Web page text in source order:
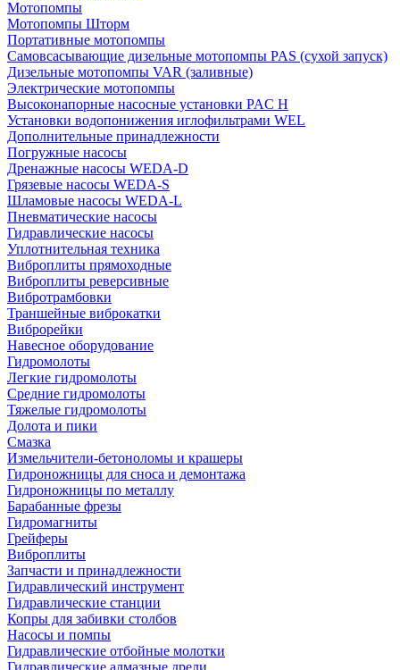
Мотопомпы
Мотопомпы Шторм
Портативные мотопомпы
Самовсасывающие дизельные мотопомпы PAS (сухой запуск)
Дизельные мотопомпы VAR (заливные)
Электрические мотопомпы
Высоконапорные насосные установки PAC H
Установки водопонижения иглофильтрами WEL
Дополнительные принадлежности
Погружные насосы
Дренажные насосы WEDA-D
Грязевые насосы WEDA-S
Шламовые насосы WEDA-L
Пневматические насосы
Гидравлические насосы
Уплотнительная техника
Виброплиты прямоходные
Виброплиты реверсивные
Вибротрамбовки
Траншейные виброкатки
Виброрейки
Навесное оборудование
Гидромолоты
Легкие гидромолоты
Средние гидромолоты
Тяжелые гидромолоты
Долота и пики
Смазка
Измельчители-бетоноломы и крашеры
Гидроножницы для сноса и демонтажа
Гидроножницы по металлу
Барабанные фрезы
Гидромагниты
Грейферы
Виброплиты
Запчасти и принадлежности
Гидравлический инструмент
Гидравлические станции
Копры для забивки столбов
Насосы и помпы
Гидравлические отбойные молотки
Гидравлические алмазные дрели